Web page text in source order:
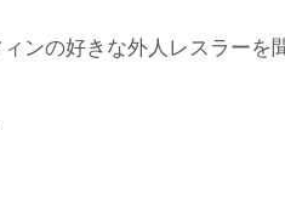
ンの好きな外人レスラーを